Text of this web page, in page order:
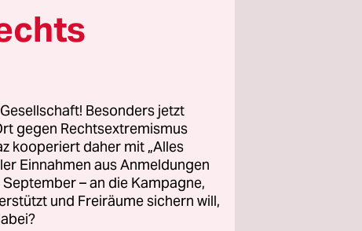
vor
Oper
ein
Besonders jetzt
gegen Rechtsextremismus
kooperiert daher mit „Alles
Einnahmen aus Anmeldungen
– an die Kampagne,
und Freiräume sichern will,